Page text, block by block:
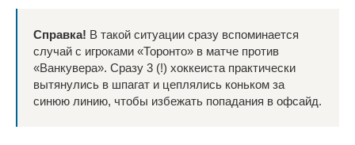
Справка! В такой ситуации сразу вспоминается
случай с игроками «Торонто» в матче против
«Ванкувера». Сразу 3 (!) хоккеиста практически
вытянулись в шпагат и цеплялись коньком за
синюю линию, чтобы избежать попадания в офсайд.